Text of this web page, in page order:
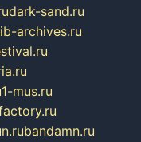
dark-sand.ru
archives.ru
1-mus.ru
bandamn.ru